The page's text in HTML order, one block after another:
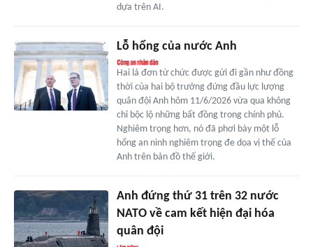
dựa trên AI.
Lỗ hổng của nước Anh
Hai lá đơn từ chức được gửi đi gần như đồng
thời của hai bộ trưởng đứng đầu lực lượng
quân đội Anh hôm 11/6/2026 vừa qua không
chỉ bộc lộ những bất đồng trong chính phủ.
Nghiêm trọng hơn, nó đã phơi bày một lỗ
hổng an ninh nghiêm trọng đe dọa vị thế của
Anh trên bản đồ thế giới.
Anh đứng thứ 31 trên 32 nước
NATO về cam kết hiện đại hóa
quân đội